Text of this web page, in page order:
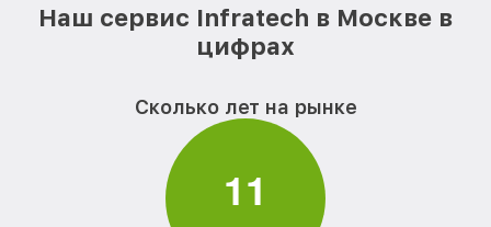
Наш сервис Infratech в Москве в
цифрах
Сколько лет на рынке
11